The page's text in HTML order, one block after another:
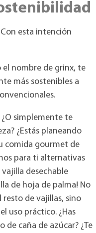
esta intención
el nombre de grinx, te
más sostenibles a
¿O simplemente te
¿Estás planeando
comida gourmet de
para ti alternativas
desechable
de hoja de palma! No
resto de vajillas, sino
uso práctico. ¿Has
caña de azúcar? ¿Te